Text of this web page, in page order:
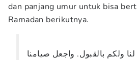
dan panjang umur untuk bisa
Ramadan berikutnya.
ولكم بالقبول. واجعل صيامنا